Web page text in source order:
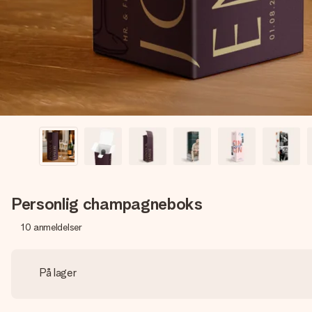
Personlig champagneboks
10 anmeldelser
På lager